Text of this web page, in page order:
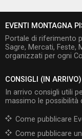
EVENTI MONTAGNA
Portale di riferimento
Sagre, Mercati, Feste,
organizzati per ogni
CONSIGLI (IN ARRIVO)
In arrivo consigli utili
massimo le possibilità
Come pubblicare
Come pubblicare